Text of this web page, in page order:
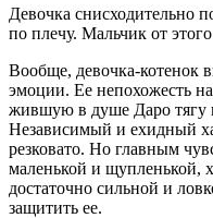
Девочка снисходительно
по плечу. Мальчик от
Вообще, девочка-котенок
эмоции. Ее непохожесть
жившую в душе Даро тягу
Независимый и ехидный
резковато. Но главным
маленькой и щупленькой,
достаточно сильной и
защитить ее.